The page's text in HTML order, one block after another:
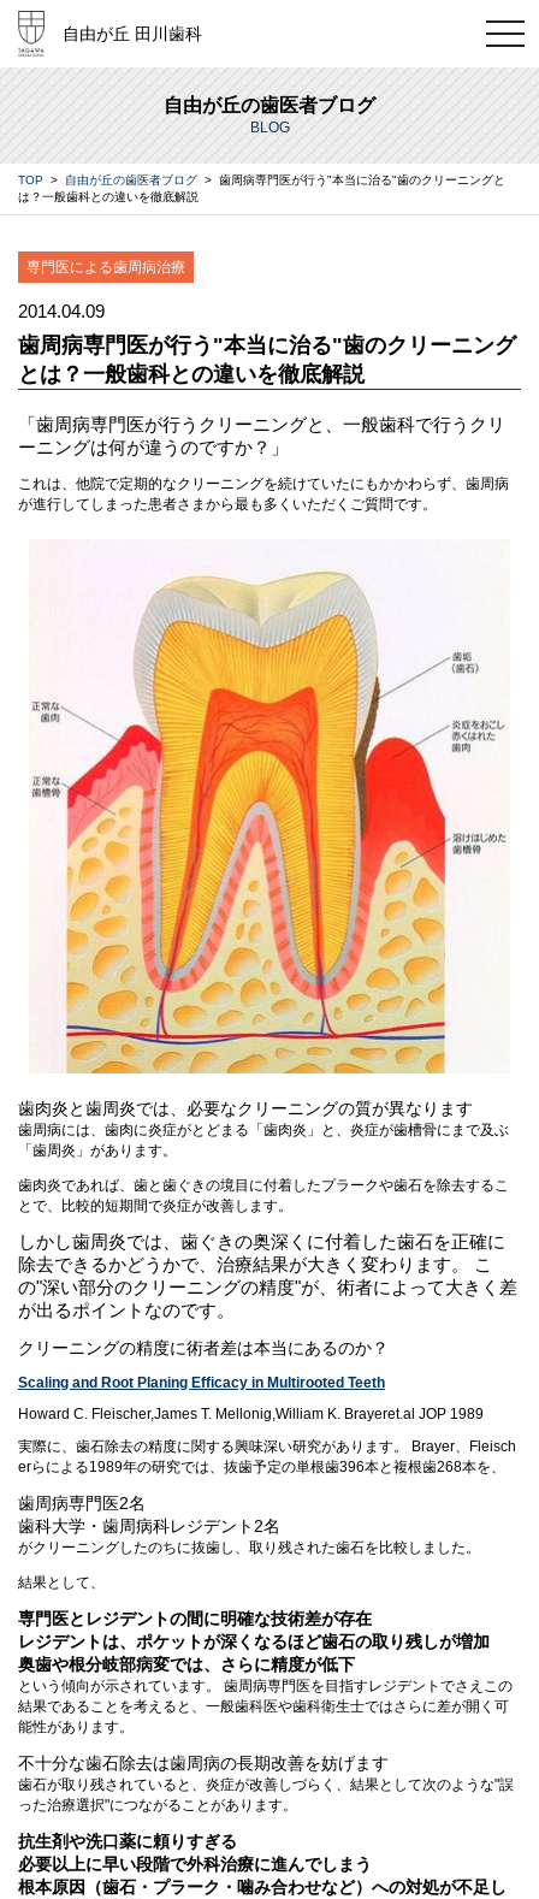
自由が丘 田川歯科
t
o
g
g
l
e
n
a
自由が丘の歯医者ブログ
BLOG
TOP > 自由が丘の歯医者ブログ > 歯周病専門医が行う"本当に治る"歯のクリーニングと
は？一般歯科との違いを徹底解説
専門医による歯周病治療
歯周病専門医が行う"本当に治る"歯のクリーニング
とは？一般歯科との違いを徹底解説
2014.04.09
「歯周病専門医が行うクリーニングと、一般歯科で行うクリ
ーニングは何が違うのですか？」
これは、他院で定期的なクリーニングを続けていたにもかかわらず、歯周病
が進行してしまった患者さまから最も多くいただくご質問です。
歯肉炎と歯周炎では、必要なクリーニングの質が異なります
歯周病には、歯肉に炎症がとどまる「歯肉炎」と、炎症が歯槽骨にまで及ぶ
「歯周炎」があります。
歯肉炎であれば、歯と歯ぐきの境目に付着したプラークや歯石を除去するこ
とで、比較的短期間で炎症が改善します。
しかし歯周炎では、歯ぐきの奥深くに付着した歯石を正確に
除去できるかどうかで、治療結果が大きく変わります。 こ
の"深い部分のクリーニングの精度"が、術者によって大きく差
が出るポイントなのです。
クリーニングの精度に術者差は本当にあるのか？
Scaling and Root Planing Efficacy in Multirooted Teeth
Howard C. Fleischer,James T. Mellonig,William K. Brayeret.al JOP 1989
実際に、歯石除去の精度に関する興味深い研究があります。 Brayer、Fleisch
erらによる1989年の研究では、抜歯予定の単根歯396本と複根歯268本を、
歯周病専門医2名
歯科大学・歯周病科レジデント2名
がクリーニングしたのちに抜歯し、取り残された歯石を比較しました。
結果として、
専門医とレジデントの間に明確な技術差が存在
レジデントは、ポケットが深くなるほど歯石の取り残しが増加
奥歯や根分岐部病変では、さらに精度が低下
という傾向が示されています。 歯周病専門医を目指すレジデントでさえこの
結果であることを考えると、一般歯科医や歯科衛生士ではさらに差が開く可
能性があります。
不十分な歯石除去は歯周病の長期改善を妨げます
歯石が取り残されていると、炎症が改善しづらく、結果として次のような"誤
った治療選択"につながることがあります。
抗生剤や洗口薬に頼りすぎる
必要以上に早い段階で外科治療に進んでしまう
根本原因（歯石・プラーク・噛み合わせなど）への対処が不足し